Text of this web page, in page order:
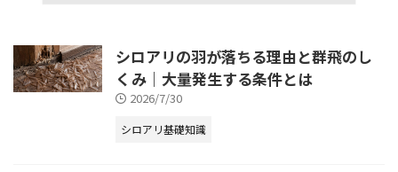
シロアリの羽が落ちる理由と群飛のし
くみ｜大量発生する条件とは
2026/7/30
シロアリ基礎知識